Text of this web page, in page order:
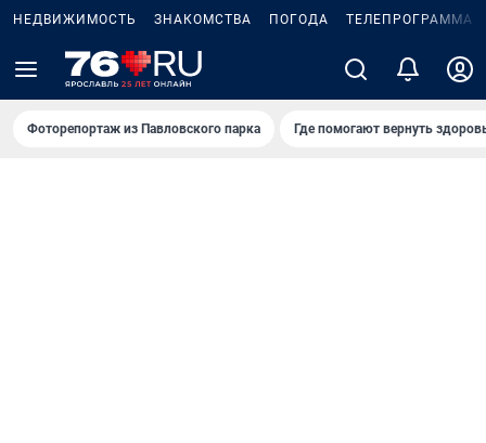
НЕДВИЖИМОСТЬ ЗНАКОМСТВА ПОГОДА ТЕЛЕПРОГРАММА
Фоторепортаж из Павловского парка Где помогают вернуть